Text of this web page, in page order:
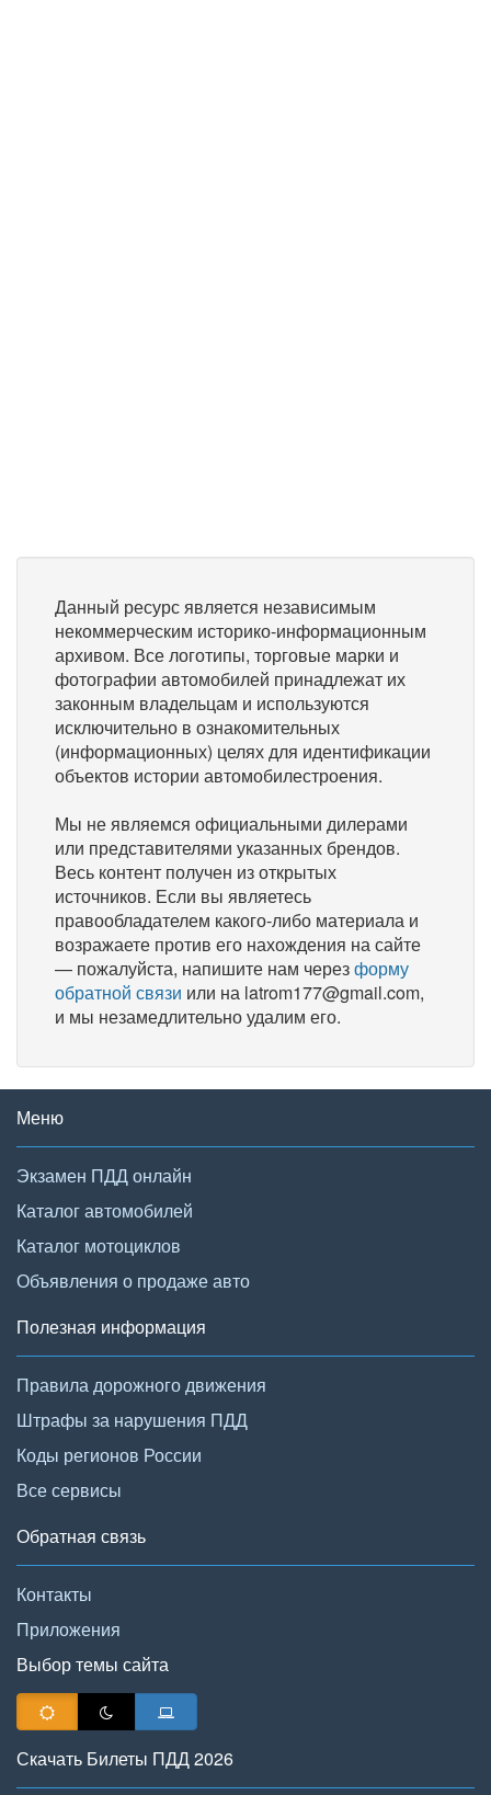
Данный ресурс является независимым
некоммерческим историко-информационным
архивом. Все логотипы, торговые марки и
фотографии автомобилей принадлежат их
законным владельцам и используются
исключительно в ознакомительных
(информационных) целях для идентификации
объектов истории автомобилестроения.
Мы не являемся официальными дилерами
или представителями указанных брендов.
Весь контент получен из открытых
источников. Если вы являетесь
правообладателем какого-либо материала и
возражаете против его нахождения на сайте
— пожалуйста, напишите нам черезформу
обратной связи или на latrom177@gmail.com,
и мы незамедлительно удалим его.
Меню
Экзамен ПДД онлайн
Каталог автомобилей
Каталог мотоциклов
Объявления о продаже авто
Полезная информация
Правила дорожного движения
Штрафы за нарушения ПДД
Коды регионов России
Все сервисы
Обратная связь
Контакты
Приложения
Выбор темы сайта
Скачать Билеты ПДД 2026